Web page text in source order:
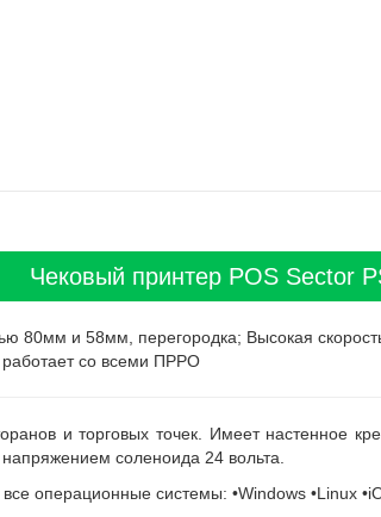
Чековый принтер POS Sector
80мм и 58мм, перегородка; Высокая
со всеми ПРРО
и торговых точек. Имеет настенное
соленоида 24 вольта.
операционные системы: •Windows •Linux